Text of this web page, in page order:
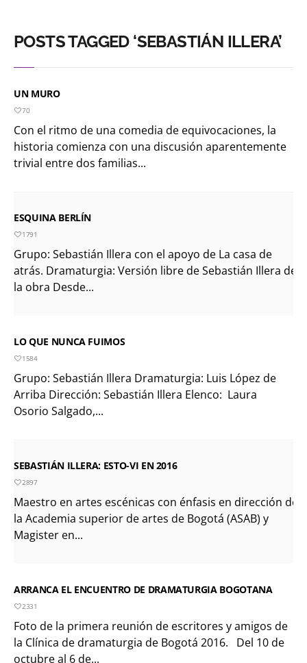
POSTS TAGGED ‘SEBASTIÁN ILLERA’
UN MURO
70
Con el ritmo de una comedia de equivocaciones, la
historia comienza con una discusión aparentemente
trivial entre dos familias...
ESQUINA BERLÍN
1791
Grupo: Sebastián Illera con el apoyo de La casa de
atrás. Dramaturgia: Versión libre de Sebastián Illera de
la obra Desde...
LO QUE NUNCA FUIMOS
1584
Grupo: Sebastián Illera Dramaturgia: Luis López de
Arriba Dirección: Sebastián Illera Elenco: Laura
Osorio Salgado,...
SEBASTIÁN ILLERA: ESTO-VI EN 2016
2897
Maestro en artes escénicas con énfasis en dirección de
la Academia superior de artes de Bogotá (ASAB) y
Magister en...
ARRANCA EL ENCUENTRO DE DRAMATURGIA BOGOTANA
2331
Foto de la primera reunión de escritores y amigos de
la Clínica de dramaturgia de Bogotá 2016. Del 10 de
octubre al 6 de...